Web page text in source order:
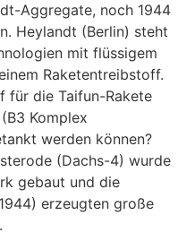
Aggregate, noch 1944
Heylandt (Berlin) steht
mit flüssigem
Raketentreibstoff.
für die Taifun-Rakete
Komplex
werden können?
(Dachs-4) wurde
gebaut und die
erzeugten große